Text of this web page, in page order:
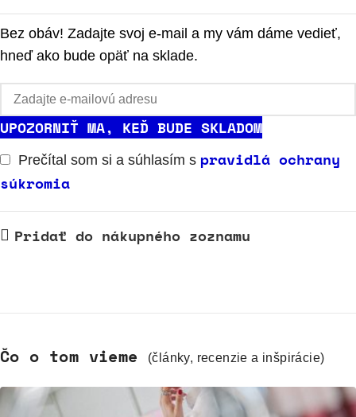
Bez obáv! Zadajte svoj e-mail a my vám dáme vedieť,
hneď ako bude opäť na sklade.
UPOZORNIŤ MA, KEĎ BUDE SKLADOM
Prečítal som si a súhlasím s pravidlá ochrany
súkromia
Pridať do nákupného zoznamu
Čo o tom vieme (články, recenzie a inšpirácie)